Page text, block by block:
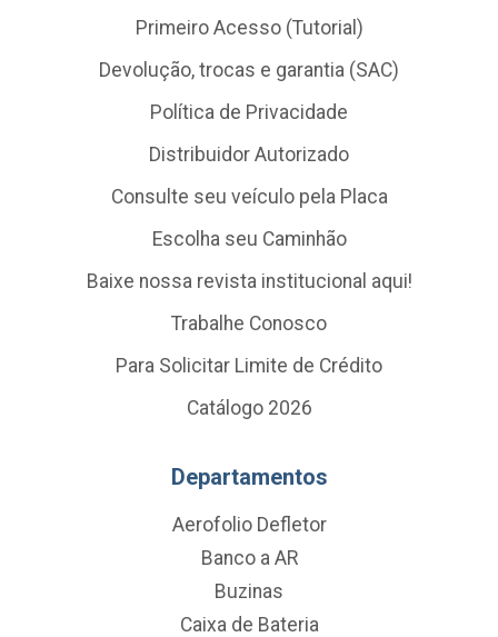
Primeiro Acesso (Tutorial)
Devolução, trocas e garantia (SAC)
Política de Privacidade
Distribuidor Autorizado
Consulte seu veículo pela Placa
Escolha seu Caminhão
Baixe nossa revista institucional aqui!
Trabalhe Conosco
Para Solicitar Limite de Crédito
Catálogo 2026
Departamentos
Aerofolio Defletor
Banco a AR
Buzinas
Caixa de Bateria